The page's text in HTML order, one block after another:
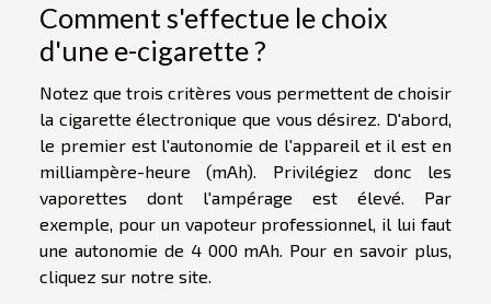
Comment s'effectue le choix
d'une e-cigarette ?
Notez que trois critères vous permettent de choisir
la cigarette électronique que vous désirez. D'abord,
le premier est l'autonomie de l'appareil et il est en
milliampère-heure (mAh). Privilégiez donc les
vaporettes dont l'ampérage est élevé. Par
exemple, pour un vapoteur professionnel, il lui faut
une autonomie de 4 000 mAh. Pouren savoir plus,
cliquez sur notre site.